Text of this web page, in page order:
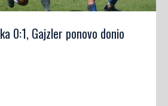
0:1, Gajzler ponovo donio